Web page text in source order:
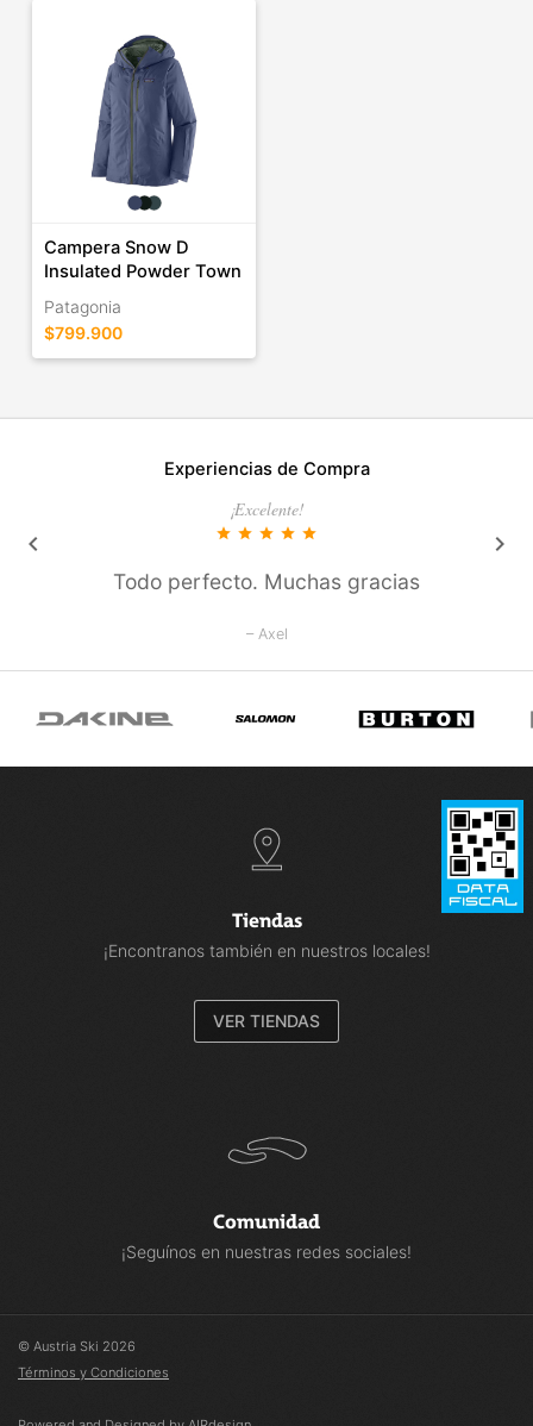
Campera Snow D
Insulated Powder Town
Patagonia
$799.900
Experiencias de Compra
¡Excelente!
star star star star star
Todo perfecto. Muchas gracias
– Axel
keyboard_arrow_left keyboard_arrow_right
Tiendas
¡Encontranos también en nuestros locales!
VER TIENDAS
Comunidad
¡Seguínos en nuestras redes sociales!
© Austria Ski 2026
Términos y Condiciones